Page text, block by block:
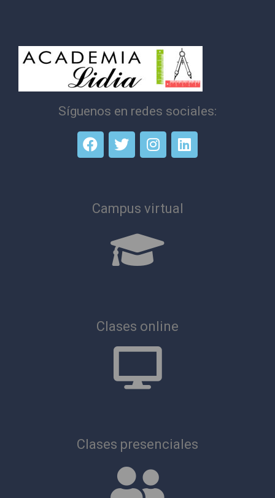
Síguenos en redes sociales:
Campus virtual
Clases online
Clases presenciales